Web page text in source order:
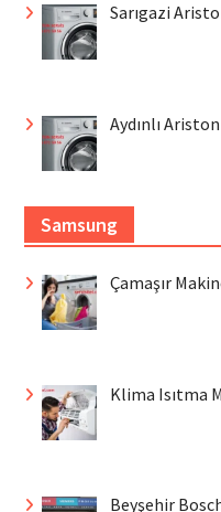
Sarıgazi
Aydınlı
Samsung
Çamaşır
Klima Isıtma
Beyşehir